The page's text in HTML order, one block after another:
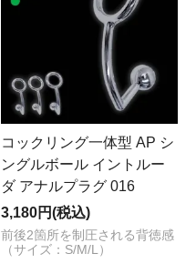
コックリング一体型 AP シ
ングルボール イントルー
ダ アナルプラグ 016
3,180円(税込)
前後2箇所を制圧される背徳感
（サイズ：S/M/L）